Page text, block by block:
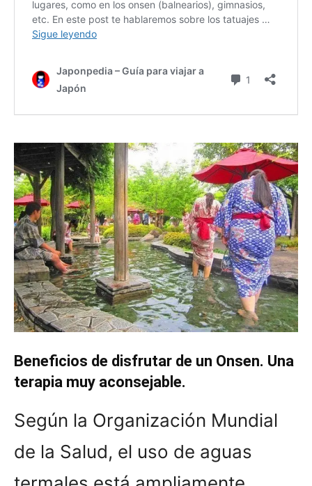
Beneficios de disfrutar de un Onsen. Una
terapia muy aconsejable.
Según la Organización Mundial
de la Salud, el uso de aguas